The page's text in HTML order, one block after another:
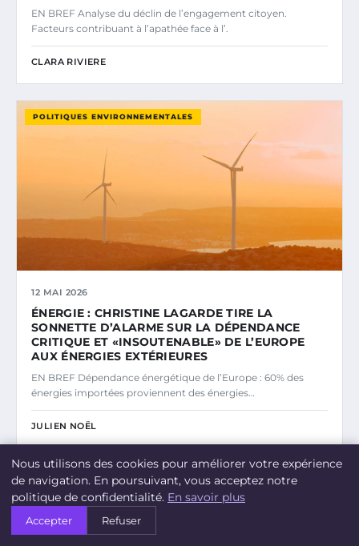
EN BREF Analyse du déclin de l’engagement citoyen.
Facteurs contribuant à l’apathée face à l’.
CLARA RIVIERE
POLITIQUES ENVIRONNEMENTALES
12 MAI 2026
ÉNERGIE : CHRISTINE LAGARDE TIRE LA
SONNETTE D’ALARME SUR LA DÉPENDANCE
CRITIQUE ET «INSOUTENABLE» DE L’EUROPE
AUX ÉNERGIES EXTÉRIEURES
EN BREF Dépendance énergétique de l’Europe : 60% des
énergies importées proviennent des énergies…
JULIEN NOËL
POLITIQUES ENVIRONNEMENTALES
Nous utilisons des cookies pour améliorer votre expérience
de navigation. En poursuivant, vous acceptez notre
politique de confidentialité. En savoir plus
Accepter Refuser